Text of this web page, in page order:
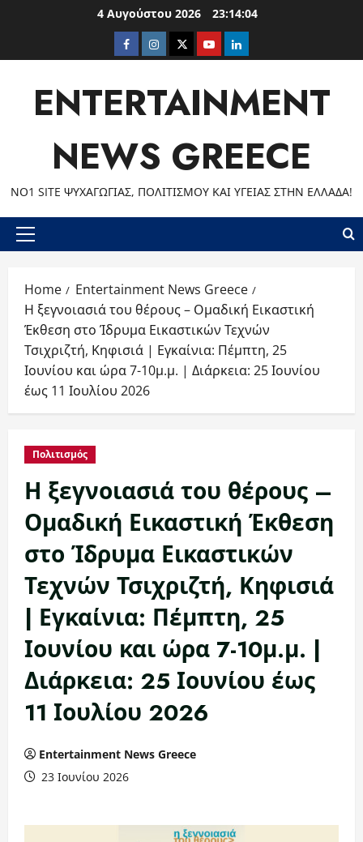
4 Αυγούστου 2026 23:14:05
Facebook
Instagram
TwitterYoutubeLinkedIn
ENTERTAINMENT
NEWS GREECE
ΝΟ1 SITE ΨΥΧΑΓΩΓΊΑΣ, ΠΟΛΙΤΙΣΜΟΎ ΚΑΙ ΥΓΕΊΑΣ ΣΤΗΝ ΕΛΛΆΔΑ!
Primary
Home
Entertainment News Greece
Η ξεγνοιασιά του θέρους – Ομαδική Εικαστική
Έκθεση στο Ίδρυμα Εικαστικών Τεχνών
Τσιχριζτή, Κηφισιά | Εγκαίνια: Πέμπτη, 25
Ιουνίου και ώρα 7-10μ.μ. | Διάρκεια: 25 Ιουνίου
έως 11 Ιουλίου 2026
Πολιτισμός
Η ξεγνοιασιά του θέρους –
Ομαδική Εικαστική Έκθεση
στο Ίδρυμα Εικαστικών
Τεχνών Τσιχριζτή, Κηφισιά
| Εγκαίνια: Πέμπτη, 25
Ιουνίου και ώρα 7-10μ.μ. |
Διάρκεια: 25 Ιουνίου έως
11 Ιουλίου 2026
Entertainment News Greece
23 Ιουνίου 2026